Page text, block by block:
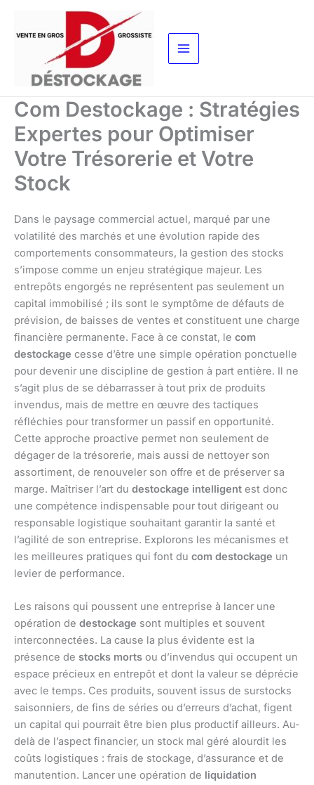
contenu
Com Destockage : Stratégies
Expertes pour Optimiser
Votre Trésorerie et Votre
Stock
Dans le paysage commercial actuel, marqué par une
volatilité des marchés et une évolution rapide des
comportements consommateurs, la gestion des stocks
s’impose comme un enjeu stratégique majeur. Les
entrepôts engorgés ne représentent pas seulement un
capital immobilisé ; ils sont le symptôme de défauts de
prévision, de baisses de ventes et constituent une charge
financière permanente. Face à ce constat, le com
destockage cesse d’être une simple opération ponctuelle
pour devenir une discipline de gestion à part entière. Il ne
s’agit plus de se débarrasser à tout prix de produits
invendus, mais de mettre en œuvre des tactiques
réfléchies pour transformer un passif en opportunité.
Cette approche proactive permet non seulement de
dégager de la trésorerie, mais aussi de nettoyer son
assortiment, de renouveler son offre et de préserver sa
marge. Maîtriser l’art du destockage intelligent est donc
une compétence indispensable pour tout dirigeant ou
responsable logistique souhaitant garantir la santé et
l’agilité de son entreprise. Explorons les mécanismes et
les meilleures pratiques qui font du com destockage un
levier de performance.
Les raisons qui poussent une entreprise à lancer une
opération de destockage sont multiples et souvent
interconnectées. La cause la plus évidente est la
présence de stocks morts ou d’invendus qui occupent un
espace précieux en entrepôt et dont la valeur se déprécie
avec le temps. Ces produits, souvent issus de surstocks
saisonniers, de fins de séries ou d’erreurs d’achat, figent
un capital qui pourrait être bien plus productif ailleurs. Au-
delà de l’aspect financier, un stock mal géré alourdit les
coûts logistiques : frais de stockage, d’assurance et de
manutention. Lancer une opération de liquidation